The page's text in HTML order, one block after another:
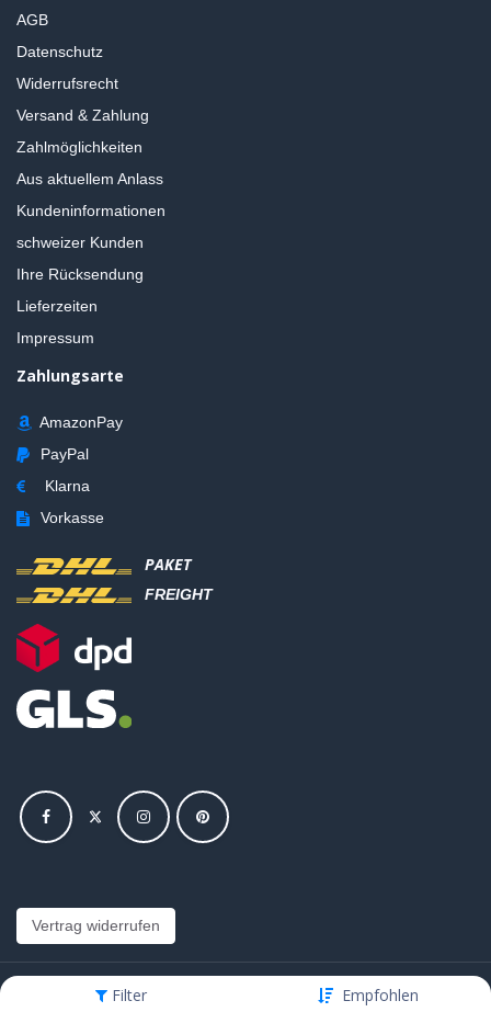
Filter Empfohlen
AGB
Datenschutz
Widerrufsrecht
Versand & Zahlung
Zahlmöglichkeiten
Aus aktuellem Anlass
Kundeninformationen
schweizer Kunden
Ihre Rücksendung
Lieferzeiten
Impressum
Zahlungsarte
AmazonPay
PayPal
Klarna
Vorkasse
PAKET
FREIGHT
Vertrag widerrufen
Copyright © Hajus AG - Alle Rechte vorbehalten